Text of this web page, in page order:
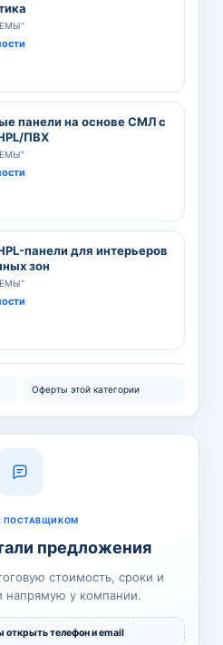
панели на основе СМЛ с
ПВХ
панели для интерьеров
зон
Оферты этой категории
ПОСТАВЩИКОМ
предложения
стоимость, сроки и
напрямую у компании.
открыть телефон и email